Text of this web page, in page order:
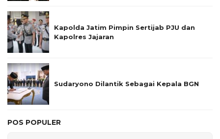
Kapolda Jatim Pimpin Sertijab PJU dan
Kapolres Jajaran
Sudaryono Dilantik Sebagai Kepala BGN
POS POPULER